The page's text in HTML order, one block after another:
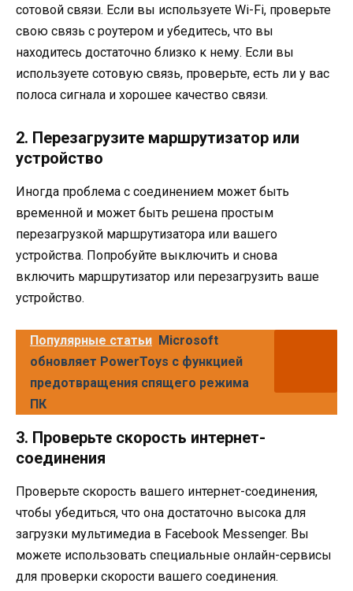
сотовой связи. Если вы используете Wi-Fi, проверьте
свою связь с роутером и убедитесь, что вы
находитесь достаточно близко к нему. Если вы
используете сотовую связь, проверьте, есть ли у вас
полоса сигнала и хорошее качество связи.
2. Перезагрузите маршрутизатор или
устройство
Иногда проблема с соединением может быть
временной и может быть решена простым
перезагрузкой маршрутизатора или вашего
устройства. Попробуйте выключить и снова
включить маршрутизатор или перезагрузить ваше
устройство.
Популярные статьи Microsoft
обновляет PowerToys с функцией
предотвращения спящего режима
ПК
3. Проверьте скорость интернет-
соединения
Проверьте скорость вашего интернет-соединения,
чтобы убедиться, что она достаточно высока для
загрузки мультимедиа в Facebook Messenger. Вы
можете использовать специальные онлайн-сервисы
для проверки скорости вашего соединения.